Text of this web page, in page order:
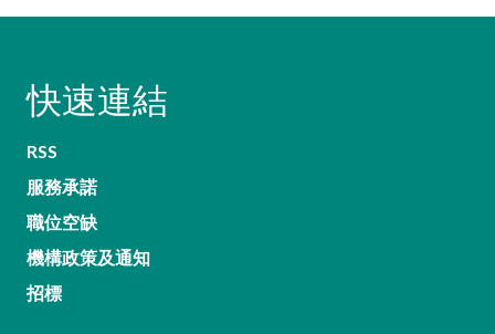
快速連結
RSS
服務承諾
職位空缺
機構政策及通知
招標